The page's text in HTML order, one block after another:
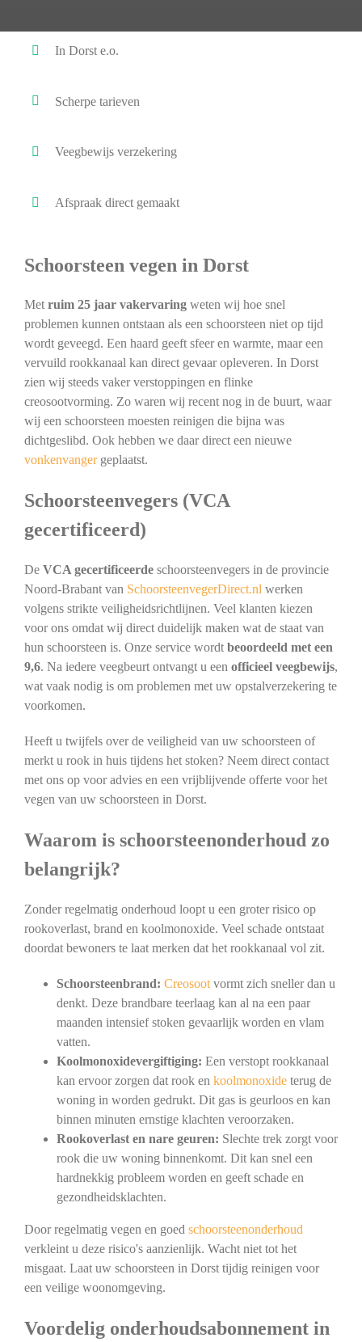
In Dorst e.o.
Scherpe tarieven
Veegbewijs verzekering
Afspraak direct gemaakt
Schoorsteen vegen in Dorst
Metruim 25 jaar vakervaringweten wij hoe snel
problemen kunnen ontstaan als een schoorsteen niet op tijd
wordt geveegd. Een haard geeft sfeer en warmte, maar een
vervuild rookkanaal kan direct gevaar opleveren. In Dorst
zien wij steeds vaker verstoppingen en flinke
creosootvorming. Zo waren wij recent nog in de buurt, waar
wij een schoorsteen moesten reinigen die bijna was
dichtgeslibd. Ook hebben we daar direct een nieuwe
vonkenvangergeplaatst.
Schoorsteenvegers (VCA
gecertificeerd)
De VCA gecertificeerdeschoorsteenvegers in de provincie
Noord-Brabant van SchoorsteenvegerDirect.nl werken
volgens strikte veiligheidsrichtlijnen. Veel klanten kiezen
voor ons omdat wij direct duidelijk maken wat de staat van
hun schoorsteen is. Onze service wordt beoordeeld met een
9,6. Na iedere veegbeurt ontvangt u een officieel veegbewijs,
wat vaak nodig is om problemen met uw opstalverzekering te
voorkomen.
Heeft u twijfels over de veiligheid van uw schoorsteen of
merkt u rook in huis tijdens het stoken? Neem direct contact
met ons op voor advies en een vrijblijvende offerte voor het
vegen van uw schoorsteen in Dorst.
Waarom is schoorsteenonderhoud zo
belangrijk?
Zonder regelmatig onderhoud loopt u een groter risico op
rookoverlast, brand en koolmonoxide. Veel schade ontstaat
doordat bewoners te laat merken dat het rookkanaal vol zit.
Schoorsteenbrand: Creosootvormt zich sneller dan u
denkt. Deze brandbare teerlaag kan al na een paar
maanden intensief stoken gevaarlijk worden en vlam
vatten.
Koolmonoxidevergiftiging: Een verstopt rookkanaal
kan ervoor zorgen dat rook en koolmonoxideterug de
woning in worden gedrukt. Dit gas is geurloos en kan
binnen minuten ernstige klachten veroorzaken.
Rookoverlast en nare geuren: Slechte trek zorgt voor
rook die uw woning binnenkomt. Dit kan snel een
hardnekkig probleem worden en geeft schade en
gezondheidsklachten.
Door regelmatig vegen en goed schoorsteenonderhoud
verkleint u deze risico's aanzienlijk. Wacht niet tot het
misgaat. Laat uw schoorsteen in Dorst tijdig reinigen voor
een veilige woonomgeving.
Voordelig onderhoudsabonnement in